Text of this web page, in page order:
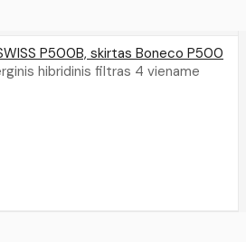
P500B, skirtas Boneco P500
hibridinis filtras 4 viename